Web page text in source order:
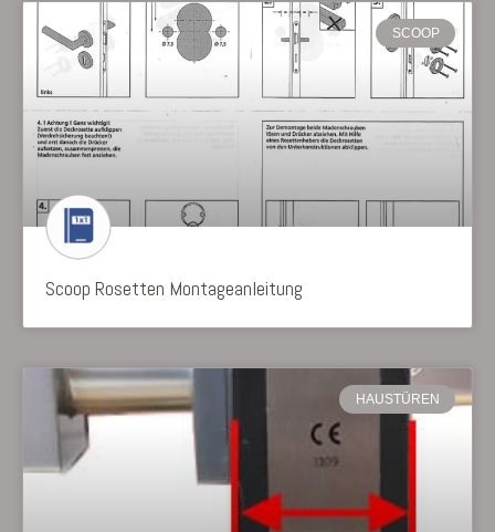
SCOOP
Scoop Rosetten Montageanleitung
HAUSTÜREN